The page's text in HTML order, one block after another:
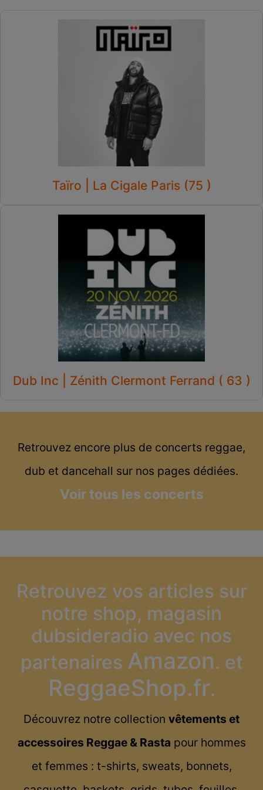
Taïro | La Cigale Paris (75 )
Dub Inc | Zénith Clermont Ferrand ( 63 )
Retrouvez encore plus de concerts reggae,
dub et dancehall sur nos pages dédiées.
Voir tous les concerts
Retrouvez vos articles sur
notre shop, magasin
dubsideradio avec nos
partenaires Amazon. et
ReggaeShop.fr.
Découvrez notre collection vêtements et
accessoires Reggae & Rasta pour hommes
et femmes : t-shirts, sweats, bonnets,